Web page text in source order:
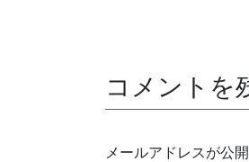
コメントを
メールアドレスが公